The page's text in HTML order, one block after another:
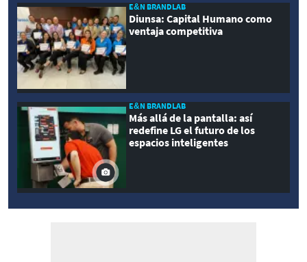
E&N BRANDLAB
Diunsa: Capital Humano como
ventaja competitiva
E&N BRANDLAB
Más allá de la pantalla: así
redefine LG el futuro de los
espacios inteligentes